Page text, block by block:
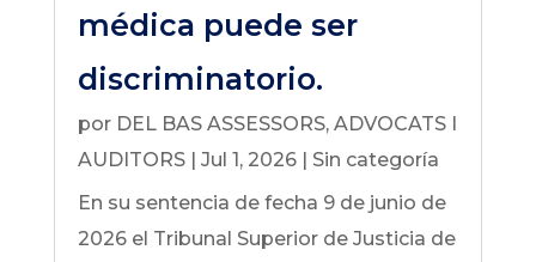
médica puede ser
discriminatorio.
por DEL BAS ASSESSORS, ADVOCATS I
AUDITORS| Jul 1, 2026| Sin categoría
En su sentencia de fecha 9 de junio de
2026 el Tribunal Superior de Justicia de